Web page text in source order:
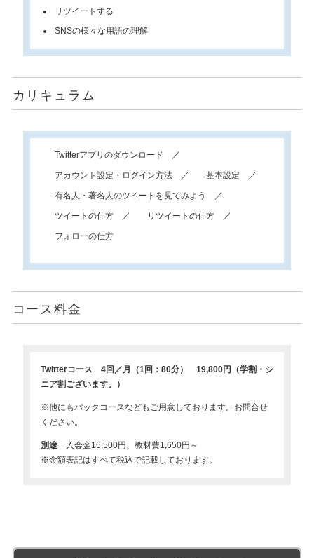
リツイートする
SNSの様々な用語の理解
カリキュラム
Twitterアプリのダウンロード
アカウント設定・ログイン方法 基本設定
有名人・著名人のツイートを見てみよう
ツイートの仕方 リツイートの仕方
フォローの仕方
コース料金
Twitterコース 4回／月（1回：80分） 19,800円（学割・シ
ニア割ございます。）
※他にもパックコースなどもご用意しております。お問合せ
ください。
別途入会金16,500円、教材費1,650円～
※金額表記はすべて税込で記載しております。